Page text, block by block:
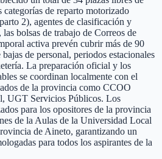
de reparto motorizado
2), agentes de clasificación y
bolsas de trabajo de Correos de
activa prevén cubrir más de 90
de personal, periodos estacionales
La preparación oficial y los
se coordinan localmente con el
de la provincia como CCOO
UGT Servicios Públicos. Los
para los opositores de la provincia
de la Aulas de la Universidad Local
de Aineto, garantizando un
para todos los aspirantes de la